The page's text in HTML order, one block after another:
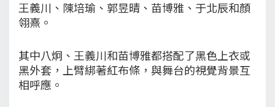
王義川、陳培瑜、郭昱晴、苗博雅、于北辰和顏
翎熹。
其中八炯、王義川和苗博雅都搭配了黑色上衣或
黑外套，上臂綁著紅布條，與舞台的視覺背景互
相呼應。